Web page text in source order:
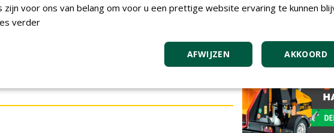
t/m
zijn voor ons van belang om voor u een prettige website ervaring te kunnen
verder
AKKOORD
AFWIJZEN